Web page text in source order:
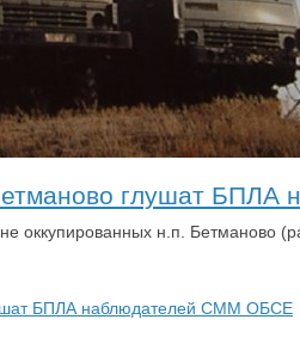
глушат
оккупированных н.п.